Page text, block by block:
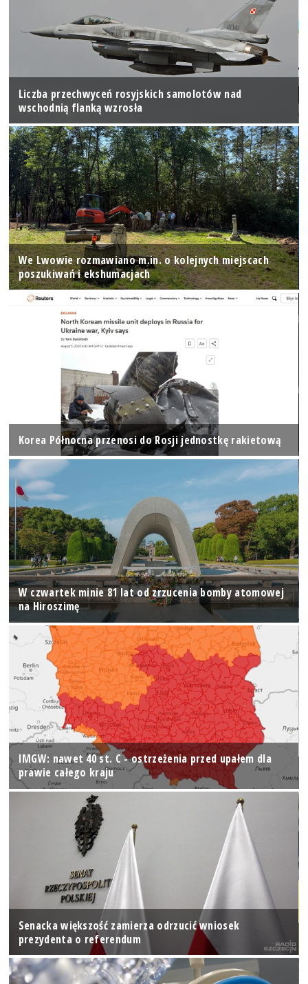
Liczba przechwyceń rosyjskich samolotów nad
wschodnią flanką wzrosła
We Lwowie rozmawiano m.in. o kolejnych miejscach
poszukiwań i ekshumacjach
Korea Północna przenosi do Rosji jednostkę rakietową
W czwartek minie 81 lat od zrzucenia bomby atomowej
na Hiroszimę
IMGW: nawet 40 st. C - ostrzeżenia przed upałem dla
prawie całego kraju
Senacka większość zamierza odrzucić wniosek
prezydenta o referendum